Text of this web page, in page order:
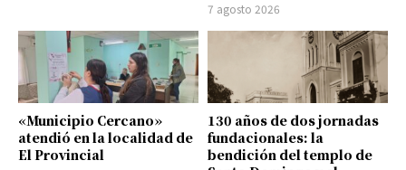
7 agosto 2026
«Municipio Cercano»
atendió en la localidad de
El Provincial
130 años de dos jornadas
fundacionales: la
bendición del templo de